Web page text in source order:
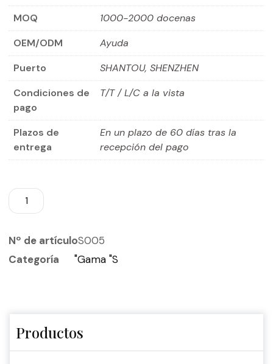
MOQ
1000-2000 docenas
OEM/ODM
Ayuda
Puerto
SHANTOU, SHENZHEN
Condiciones de
pago
T/T / L/C a la vista
Plazos de
entrega
En un plazo de 60 días tras la
recepción del pago
Nº de artículoS005
Categoría
"Gama "S
Productos